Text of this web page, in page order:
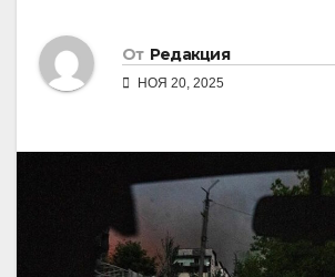
От Редакция
НОЯ 20, 2025